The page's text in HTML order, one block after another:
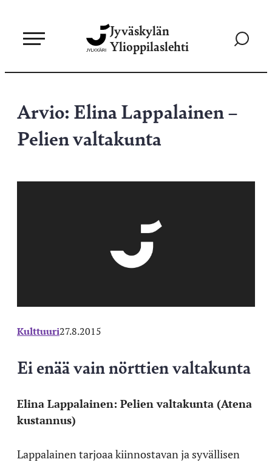
sisältöön
Jyväskylän
Ylioppilaslehti
Siirry
Arvio: Elina Lappalainen –
Pelien valtakunta
Kulttuuri27.8.2015
Ei enää vain nörttien valtakunta
Elina Lappalainen: Pelien valtakunta (Atena
kustannus)
Lappalainen tarjoaa kiinnostavan ja syvällisen